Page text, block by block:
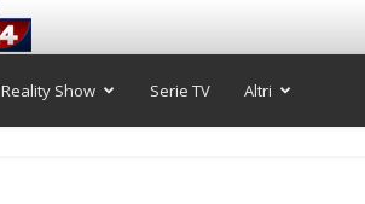
Reality Show Serie TV Altri